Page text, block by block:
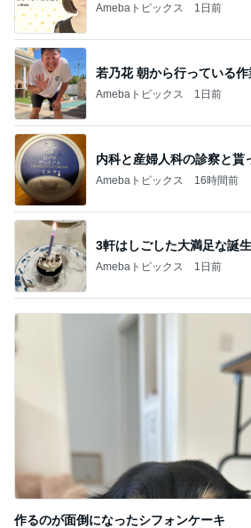
Amebaトピックス 1日前
若乃花 朝から行っている作
Amebaトピックス 1日前
内科と産婦人科の診察と貰
Amebaトピックス 16時間前
3軒はしごした大満足な誕
Amebaトピックス 1日前
作るのが面倒になったシフォンケーキ